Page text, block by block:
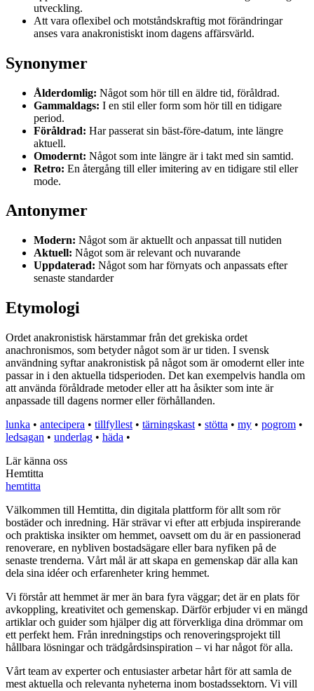
utveckling.
Att vara oflexibel och motståndskraftig mot förändringar
anses vara anakronistiskt inom dagens affärsvärld.
Synonymer
Ålderdomlig: Något som hör till en äldre tid, föråldrad.
Gammaldags: I en stil eller form som hör till en tidigare
period.
Föråldrad: Har passerat sin bäst-före-datum, inte längre
aktuell.
Omodernt: Något som inte längre är i takt med sin samtid.
Retro: En återgång till eller imitering av en tidigare stil eller
mode.
Antonymer
Modern: Något som är aktuellt och anpassat till nutiden
Aktuell: Något som är relevant och nuvarande
Uppdaterad: Något som har förnyats och anpassats efter
senaste standarder
Etymologi
Ordet anakronistisk härstammar från det grekiska ordet
anachronismos, som betyder något som är ur tiden. I svensk
användning syftar anakronistisk på något som är omodernt eller inte
passar in i den aktuella tidsperioden. Det kan exempelvis handla om
att använda föråldrade metoder eller att ha åsikter som inte är
anpassade till dagens normer eller förhållanden.
lunka • antecipera • tillfyllest • tärningskast • stötta • my • pogrom •
ledsagan • underlag • häda •
Lär känna oss
Hemtitta
hemtitta
Välkommen till Hemtitta, din digitala plattform för allt som rör
bostäder och inredning. Här strävar vi efter att erbjuda inspirerande
och praktiska insikter om hemmet, oavsett om du är en passionerad
renoverare, en nybliven bostadsägare eller bara nyfiken på de
senaste trenderna. Vårt mål är att skapa en gemenskap där alla kan
dela sina idéer och erfarenheter kring hemmet.
Vi förstår att hemmet är mer än bara fyra väggar; det är en plats för
avkoppling, kreativitet och gemenskap. Därför erbjuder vi en mängd
artiklar och guider som hjälper dig att förverkliga dina drömmar om
ett perfekt hem. Från inredningstips och renoveringsprojekt till
hållbara lösningar och trädgårdsinspiration – vi har något för alla.
Vårt team av experter och entusiaster arbetar hårt för att samla de
mest aktuella och relevanta nyheterna inom bostadssektorn. Vi vill